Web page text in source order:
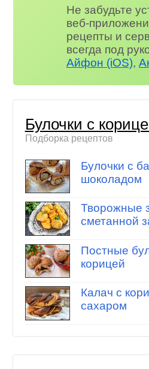
Не забудьте
веб-
рецепты и
всегда под
Айфон (iOS),
Булочки с
Подборка рецептов
Булочки с
шоколадом
Творожные
сметанной
Постные
корицей
Калач с
сахаром